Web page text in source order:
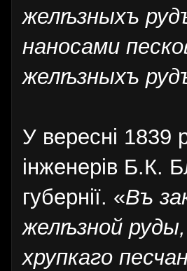
желѣзныхъ
наносами
желѣзныхъ
У вересні 1839
інженерів Б.К.
губернії. «Въ
желѣзной
хрупкаго